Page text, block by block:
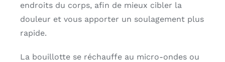
endroits du corps, afin de mieux cibler la
douleur et vous apporter un soulagement plus
rapide.
La bouillotte se réchauffe au micro-ondes ou